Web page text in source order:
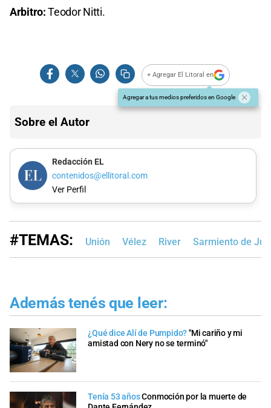
Arbitro:Teodor Nitti.
+ Agregar El Litoral en
Agregar a tus medios preferidos en Google
Sobre el Autor
Redacción EL
contenidos@ellitoral.com
Ver Perfil
#TEMAS: Unión Vélez River Sarmiento de
Además tenés que leer:
¿Qué dice Alí de Pumpido?"Mi cariño y mi
amistad con Nery no se terminó"
Tenía 53 añosConmoción por la muerte de